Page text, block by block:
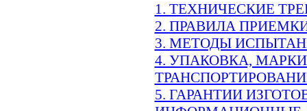
1. ТЕХНИЧЕСКИЕ
2. ПРАВИЛА
3. МЕТОДЫ
4. УПАКОВКА,
5. ГАРАНТИИ